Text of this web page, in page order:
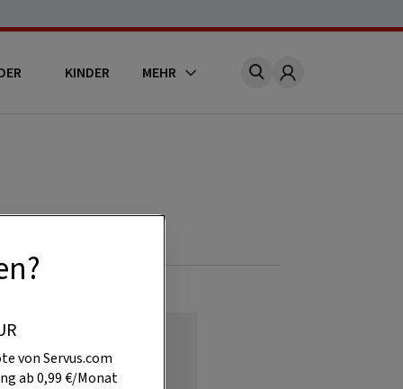
KINDER MEHR Account
von Servus.com
ab 0,99 €/Monat